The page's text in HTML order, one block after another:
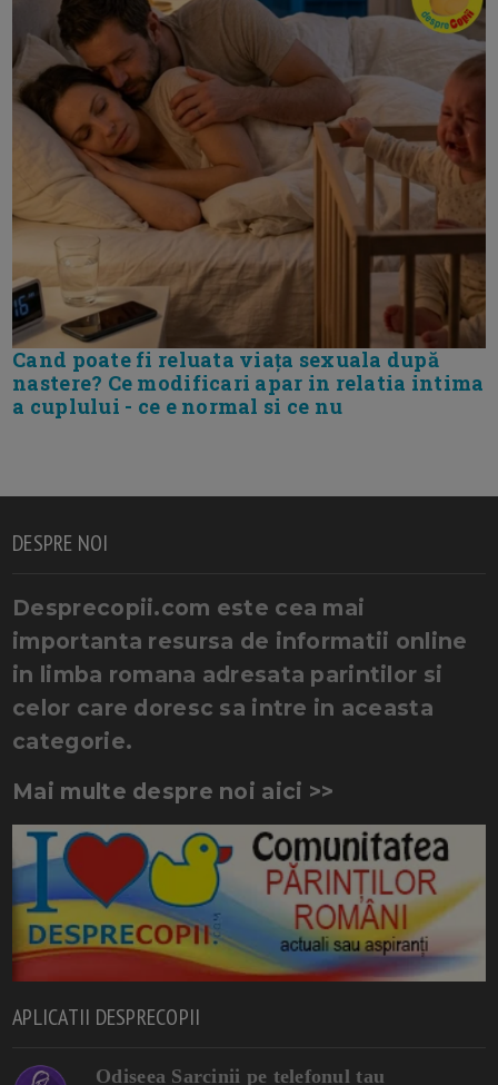
Cand poate fi reluata viața sexuala după
nastere? Ce modificari apar in relatia intima
a cuplului - ce e normal si ce nu
DESPRE NOI
Desprecopii.com este cea mai
importanta resursa de informatii online
in limba romana adresata parintilor si
celor care doresc sa intre in aceasta
categorie.
Mai multe despre noi aici >>
APLICATII DESPRECOPII
Odiseea Sarcinii pe telefonul tau